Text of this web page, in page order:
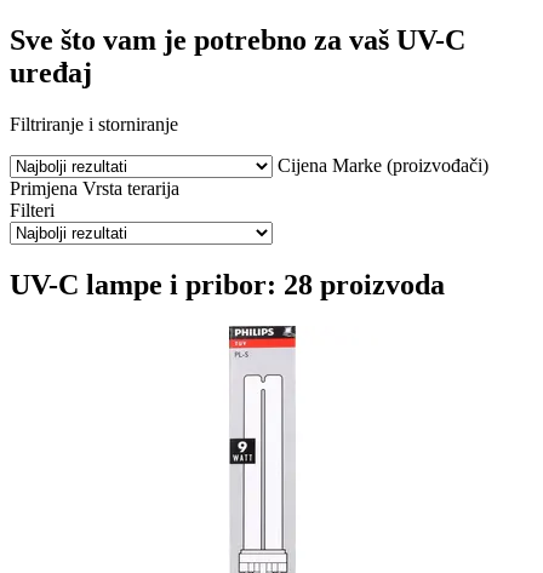
Sve što vam je potrebno za vaš UV-C
uređaj
Filtriranje i storniranje
Cijena Marke (proizvođači)
Primjena Vrsta terarija
Filteri
UV-C lampe i pribor: 28 proizvoda